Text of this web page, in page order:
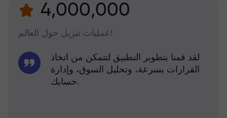
4,000,000
عمليات تنزيل حول العالم!
لقد قمنا بتطوير التطبيق لتتمكن من اتخاذ
القرارات بسرعة، وتحليل السوق، وإدارة
حسابك.